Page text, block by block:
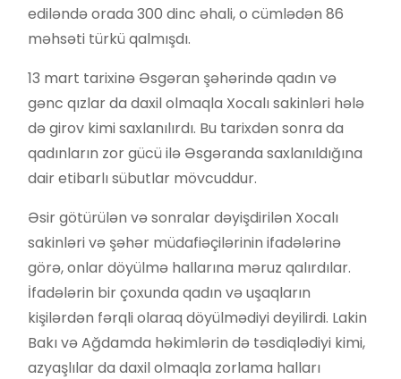
ediləndə orada 300 dinc əhali, o cümlədən 86
məhsəti türkü qalmışdı.
13 mart tarixinə Əsgəran şəhərində qadın və
gənc qızlar da daxil olmaqla Xocalı sakinləri hələ
də girov kimi saxlanılırdı. Bu tarixdən sonra da
qadınların zor gücü ilə Əsgəranda saxlanıldığına
dair etibarlı sübutlar mövcuddur.
Əsir götürülən və sonralar dəyişdirilən Xocalı
sakinləri və şəhər müdafiəçilərinin ifadələrinə
görə, onlar döyülmə hallarına məruz qalırdılar.
İfadələrin bir çoxunda qadın və uşaqların
kişilərdən fərqli olaraq döyülmədiyi deyilirdi. Lakin
Bakı və Ağdamda həkimlərin də təsdiqlədiyi kimi,
azyaşlılar da daxil olmaqla zorlama halları